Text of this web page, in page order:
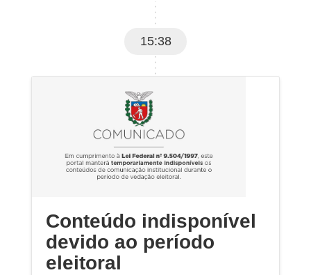
15:38
Conteúdo indisponível
devido ao período
eleitoral